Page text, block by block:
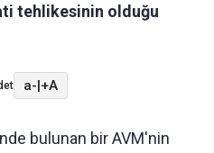
tehlikesinin olduğu
a-|+A
bulunan bir AVM'nin